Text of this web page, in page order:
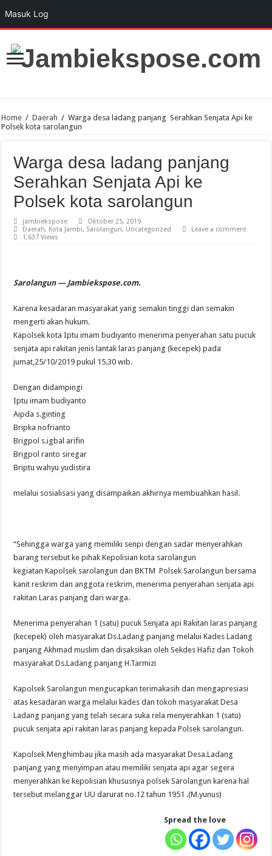
Home / Daerah / Warga desa ladang panjang Serahkan Senjata Api ke
Polsek kota sarolangun
Warga desa ladang panjang
Serahkan Senjata Api ke
Polsek kota sarolangun
jambiekspose
Oktober 25, 2019
Daerah, Kota Jambi, Sarolangun, Uncategorized
Leave a comment
1,637 Views
Sarolangun — Jambiekspose.com.
Karena kesadaran masyarakat yang semakin tinggi dan semakin
mengerti akan hukum.
Kapolsek kota Iptu imam budiyanto menerima penyerahan satu pucuk
senjata api rakitan jenis lantak laras panjang (kecepek) pada
jumat,25/10/2019 pukul 15.30 wib.
Dengan didampingi
Iptu imam budiyanto
Aipda s.ginting
Bripka nofrianto
Brigpol s.igbal arifin
Brigpol ranto siregar
Briptu wahyu yudistira
melalui sosialisasi yang disampaikan akhirnya membuahkan hasil.
“Sehingga warga yang memiliki senpi dengan sadar menyerahkan
barang tersebut ke pihak Kepolisian kota sarolangun
kegiatan Kapolsek sarolangun dan BKTM Polsek Sarolangun bersama
kanit reskrim dan anggota reskrim, menerima penyerahan senjata api
rakitan Laras panjang dari warga.
Menerima penyerahan 1 (satu) pucuk Senjata api Rakitan laras panjang
(kecepek) oleh masyarakat Ds.Ladang panjang melalui Kades Ladang
panjang Akhmad muslim dan disaksikan oleh Sekdes Hafiz dan Tokoh
masyarakat Ds.Ladang panjang H.Tarmizi
Kapolsek Sarolangun mengucapkan terimakasih dan mengapresiasi
atas kesadaran warga melalui kades dan tokoh masyarakat Desa
Ladang panjang yang telah secara suka rela menyerahkan 1 (satu)
pucuk senjata api rakitan laras panjang kepada Polsek sarolangun.
Kapolsek Menghimbau jika masih ada masyarakat Desa.Ladang
panjang yang menyimpan atau memiliki senjata api agar segera
menyerahkan ke kepolisian khususnya polsek Sarolangun karena hal
tersebut melanggar UU darurat no.12 tahun 1951 .(M.yunus)
Spread the love
Masuk Log